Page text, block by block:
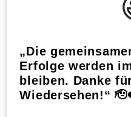
„Die
Erfolge werden
bleiben. Danke
Wiedersehen!“